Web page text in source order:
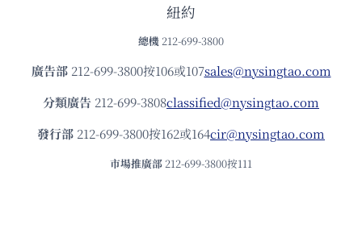
紐約
總機 212-699-3800
廣告部212-699-3800按106或107sales@nysingtao.com
分類廣告 212-699-3808classified@nysingtao.com
發⾏部 212-699-3800按162或164cir@nysingtao.com
市場推廣部 212-699-3800按111